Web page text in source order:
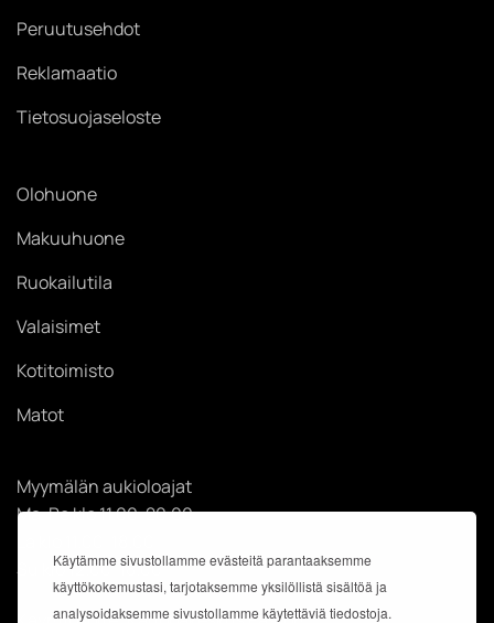
Käytämme sivustollamme evästeitä parantaaksemme
käyttökokemustasi, tarjotaksemme yksilöllistä sisältöä ja
analysoidaksemme sivustollamme käytettäviä tiedostoja.
Peruutusehdot
Reklamaatio
Tietosuojaseloste
Olohuone
Makuuhuone
Ruokailutila
Valaisimet
Kotitoimisto
Matot
Myymälän aukioloajat
Ma-Pe klo 11.00-20.00
Su klo 12.00-18.00